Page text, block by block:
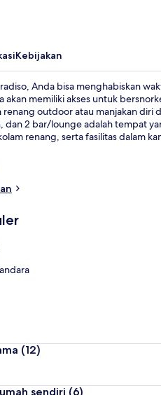
Kebijakan
Anda bisa menghabiskan
akan memiliki akses untuk
renang outdoor atau manjakan
dan 2 bar/lounge adalah tempat
renang, serta fasilitas dalam
(12)
sendiri (6)